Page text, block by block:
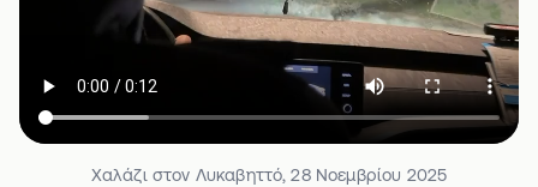
Χαλάζι στον Λυκαβηττό, 28 Νοεμβρίου 2025